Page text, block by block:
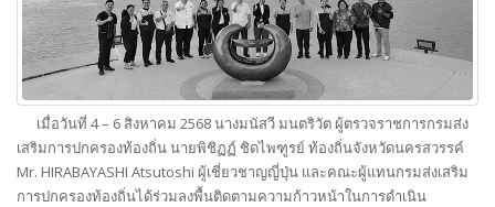
เมื่อวันที่ 4 – 6 สิงหาคม 2568 นางมนัสวี มนตริวัต ผู้ตรวจราชการกรมส่ง
เสริมการปกครองท้องถิ่น นายพิชิฏฏ์ ชิดไพฑูรย์ ท้องถิ่นจังหวัดนครสวรรค์
Mr. HIRABAYASHI Atsutoshi ผู้เชี่ยวชาญญี่ปุ่น และคณะผู้แทนกรมส่งเสริม
การปกครองท้องถิ่นได้ร่วมลงพื้นติดตามความก้าวหน้าในการดำเนิน